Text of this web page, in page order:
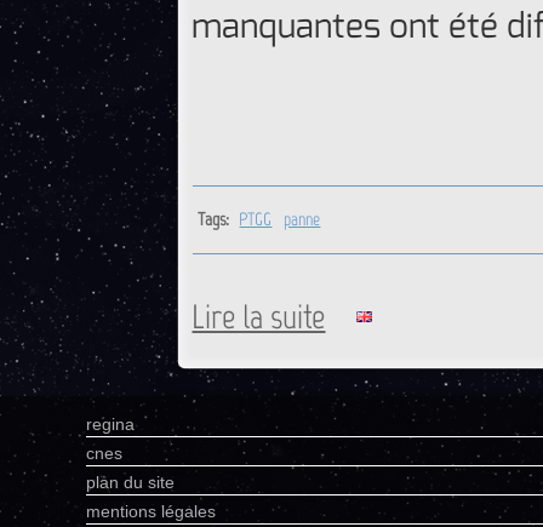
manquantes ont été
Tags: PTGG panne
Lire la suite de PTGG : Retour
regina
cnes
plan du site
mentions légales